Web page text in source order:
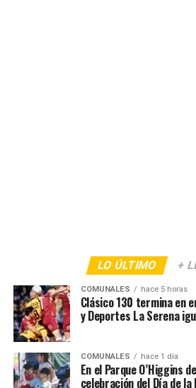
LO ÚLTIMO +
COMUNALES hace 5 horas
Clásico 130 termina en
y Deportes La Serena
COMUNALES hace 1 día
En el Parque O’Higgins
celebración del Día de la